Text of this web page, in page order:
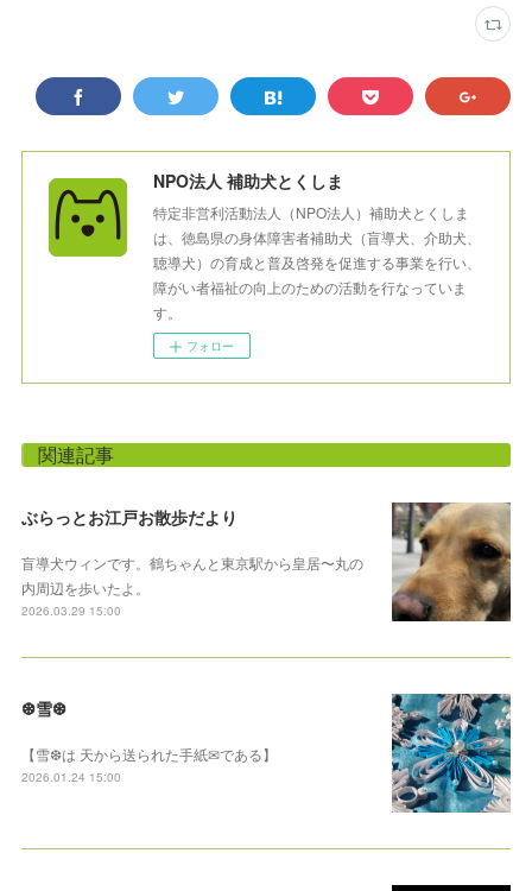
NPO法人 補助犬とくしま
特定非営利活動法人（NPO法人）補助犬とくしま
は、徳島県の身体障害者補助犬（盲導犬、介助犬、
聴導犬）の育成と普及啓発を促進する事業を行い、
障がい者福祉の向上のための活動を行なっていま
す。
フォロー
関連記事
ぶらっとお江戸お散歩だより
盲導犬ウィンです。鶴ちゃんと東京駅から皇居〜丸の
内周辺を歩いたよ。
2026.03.29 15:00
❆雪❆
【雪❆は 天から送られた手紙✉である】
2026.01.24 15:00